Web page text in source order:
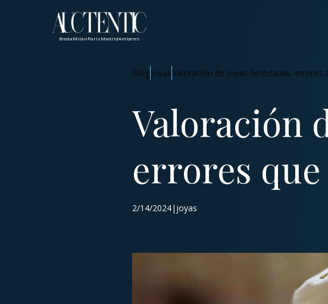
BredaMilánParísMadridAmberes
BlogjoyasValoración de joyas heredadas: errores
Valoración
errores
2/14/2024|joyas